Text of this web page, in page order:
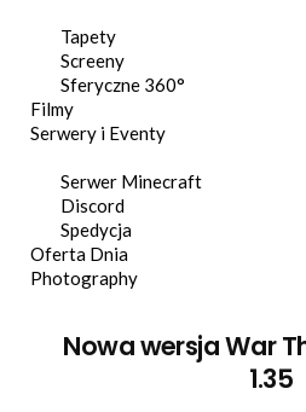
Tapety
Screeny
Sferyczne 360°
Filmy
Serwery i Eventy
Serwer Minecraft
Discord
Spedycja
Oferta Dnia
Photography
Nowa wersja War
1.35